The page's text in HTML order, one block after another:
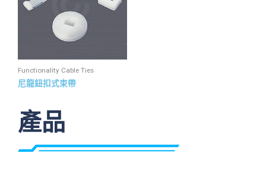
產品
Functionality Cable Ties
尼龍鈕扣式束帶